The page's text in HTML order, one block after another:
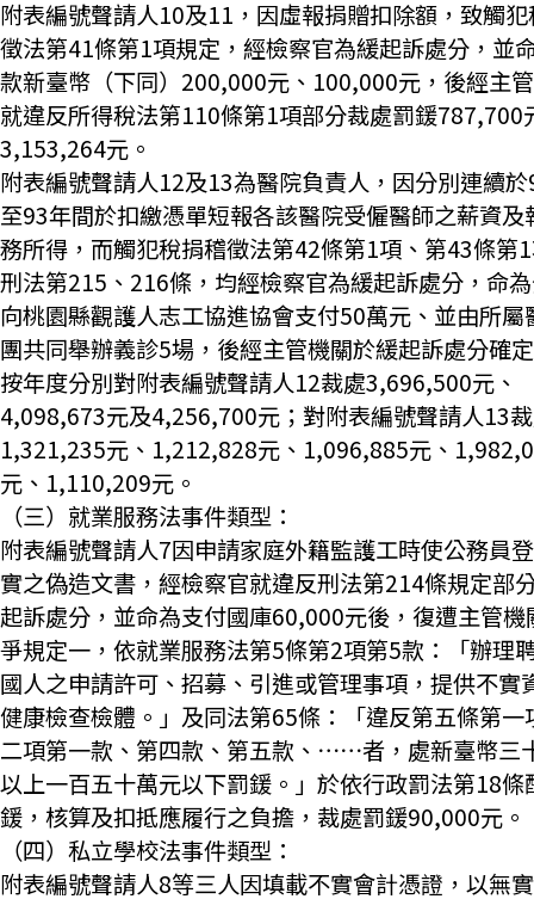
附表編號聲請人10及11，因虛報捐贈扣除額，致觸
徵法第41條第1項規定，經檢察官為緩起訴處分，並
款新臺幣（下同）200,000元、100,000元，後經主
就違反所得稅法第110條第1項部分裁處罰鍰787,700
3,153,264元。
附表編號聲請人12及13為醫院負責人，因分別連續
至93年間於扣繳憑單短報各該醫院受僱醫師之薪資及
務所得，而觸犯稅捐稽徵法第42條第1項、第43條第
刑法第215、216條，均經檢察官為緩起訴處分，命
向桃園縣觀護人志工協進協會支付50萬元、並由所屬
團共同舉辦義診5場，後經主管機關於緩起訴處分確
按年度分別對附表編號聲請人12裁處3,696,500元、
4,098,673元及4,256,700元；對附表編號聲請人13
1,321,235元、1,212,828元、1,096,885元、
元、1,110,209元。
（三）就業服務法事件類型：
附表編號聲請人7因申請家庭外籍監護工時使公務員
實之偽造文書，經檢察官就違反刑法第214條規定部
起訴處分，並命為支付國庫60,000元後，復遭主管機
爭規定一，依就業服務法第5條第2項第5款：「辦理
國人之申請許可、招募、引進或管理事項，提供不實
健康檢查檢體。」及同法第65條：「違反第五條第一
二項第一款、第四款、第五款、⋯⋯者，處新臺幣三
以上一百五十萬元以下罰鍰。」於依行政罰法第18條
鍰，核算及扣抵應履行之負擔，裁處罰鍰90,000元。
（四）私立學校法事件類型：
附表編號聲請人8等三人因填載不實會計憑證，以無